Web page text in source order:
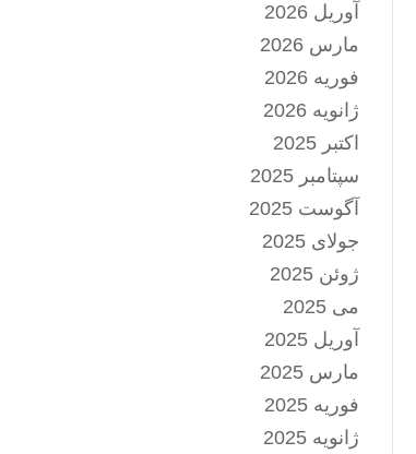
آوریل 2026
مارس 2026
فوریه 2026
ژانویه 2026
اکتبر 2025
سپتامبر 2025
آگوست 2025
جولای 2025
ژوئن 2025
می 2025
آوریل 2025
مارس 2025
فوریه 2025
ژانویه 2025